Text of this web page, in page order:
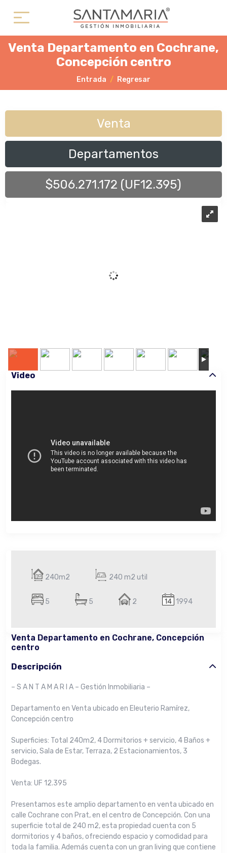
Venta Departamento en Cochrane,
Concepción centro
Entrada Regresar
Venta
Departamentos
$506.271.172 (UF12.395)
240m2 240 m2 util
5 5 2 1994
Venta Departamento en Cochrane, Concepción
centro
Descripción
– S A N T A M A R I A – Gestión Inmobiliaria –
Departamento en Venta ubicado en Eleuterio Ramírez,
Concepción centro
Superficies: Total 240m2, 4 Dormitorios + servicio, 4 Baños +
servicio, Sala de Estar, Terraza, 2 Estacionamientos, 3
Bodegas.
Venta: UF 12.395
Presentamos este amplio departamento en venta ubicado en
calle Cochrane con Prat, en el centro de Concepción. Con una
superficie total de 240 m2, esta propiedad cuenta con 5
dormitorios y 4 baños, ofreciendo espacio y comodidad para
toda la familia. Además cuenta con un gran living que contiene
Video